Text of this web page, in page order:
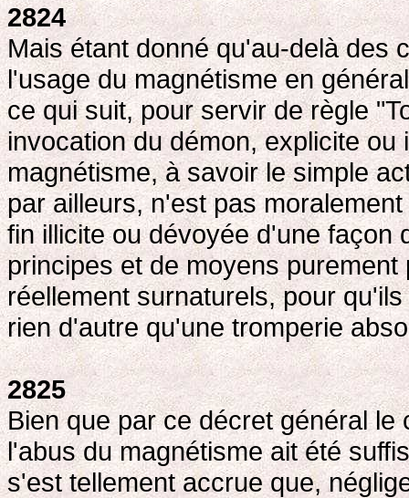
2824
Mais étant donné qu'au-delà des
l'usage du magnétisme en
ce qui suit, pour servir de règle
invocation du démon, explicite
magnétisme, à savoir le simple
par ailleurs, n'est pas
fin illicite ou dévoyée d'une façon
principes et de moyens
réellement surnaturels, pour
rien d'autre qu'une tromperie
2825
Bien que par ce décret général
l'abus du magnétisme ait été
s'est tellement accrue que,